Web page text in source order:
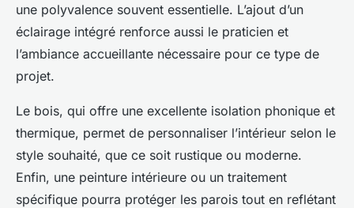
une polyvalence souvent essentielle. L’ajout d’un
éclairage intégré renforce aussi le praticien et
l’ambiance accueillante nécessaire pour ce type de
projet.
Le bois, qui offre une excellente isolation phonique et
thermique, permet de personnaliser l’intérieur selon le
style souhaité, que ce soit rustique ou moderne.
Enfin, une peinture intérieure ou un traitement
spécifique pourra protéger les parois tout en reflétant